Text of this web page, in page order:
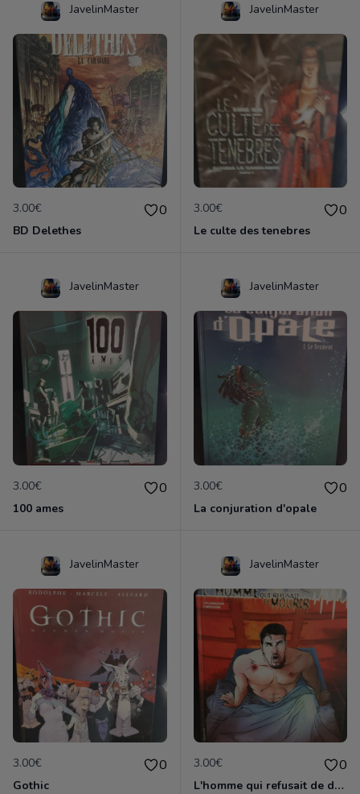
JavelinMaster
3.00€ 0
BD Delethes
JavelinMaster
3.00€ 0
Le culte des tenebres
JavelinMaster
3.00€ 0
100 ames
JavelinMaster
3.00€ 0
La conjuration d'opale
JavelinMaster
3.00€ 0
Gothic
JavelinMaster
3.00€ 0
L'homme qui refusait de dormir